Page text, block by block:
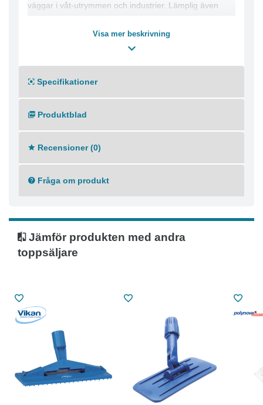
väggar i våt-utrymmen och industrier. Lämplig även
● Anslutning: Gängad
● Max rengörings temperatur (Diskmaskin): 93 °C
100 °C
● Maxtemperatur användning (utan livsmedelskontakt):
● Max rengörings temperatur ( Autoklav ): 121 °C
Visa mer beskrivning
Specifikationer
Produktblad
Recensioner (0)
Fråga om produkt
Jämför produkten med andra
toppsäljare